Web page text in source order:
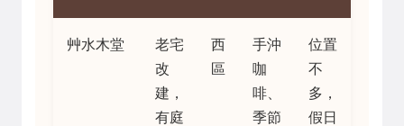
艸水木堂
老宅
改
建，
有庭
西
區
手沖
咖
啡、
季節
位置
不
多，
假日